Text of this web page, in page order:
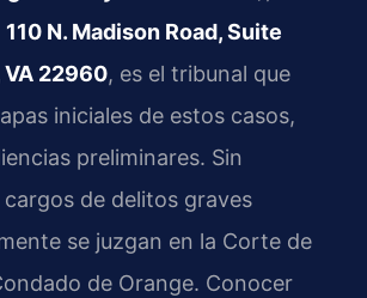
110 N. Madison Road, Suite
VA 22960, es el tribunal que
iniciales de estos casos,
preliminares. Sin
de delitos graves
se juzgan en la Corte de
de Orange. Conocer